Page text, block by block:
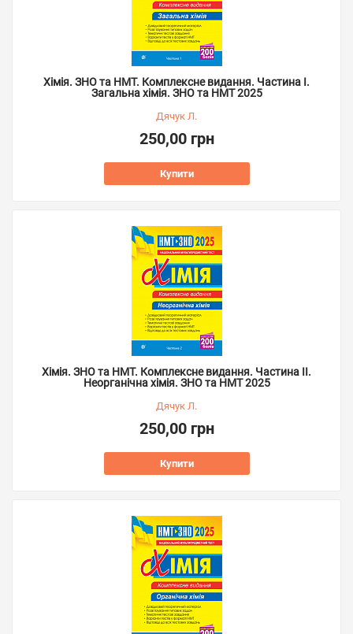
Хімія. ЗНО та НМТ. Комплексне видання. Частина І.
Загальна хімія. ЗНО та НМТ 2025
Дячук Л.
250,00 грн
Купити
Хімія. ЗНО та НМТ. Комплексне видання. Частина ІІ.
Неорганічна хімія. ЗНО та НМТ 2025
Дячук Л.
250,00 грн
Купити